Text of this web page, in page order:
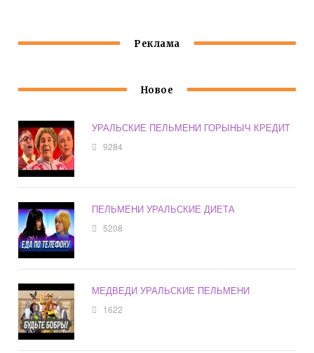
Реклама
Новое
УРАЛЬСКИЕ ПЕЛЬМЕНИ ГОРЫНЫЧ КРЕДИТ
9284
ПЕЛЬМЕНИ УРАЛЬСКИЕ ДИЕТА
5208
МЕДВЕДИ УРАЛЬСКИЕ ПЕЛЬМЕНИ
1622